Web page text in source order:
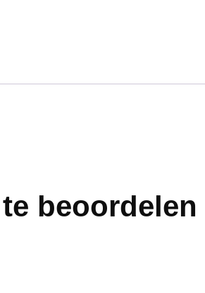
beoordelen